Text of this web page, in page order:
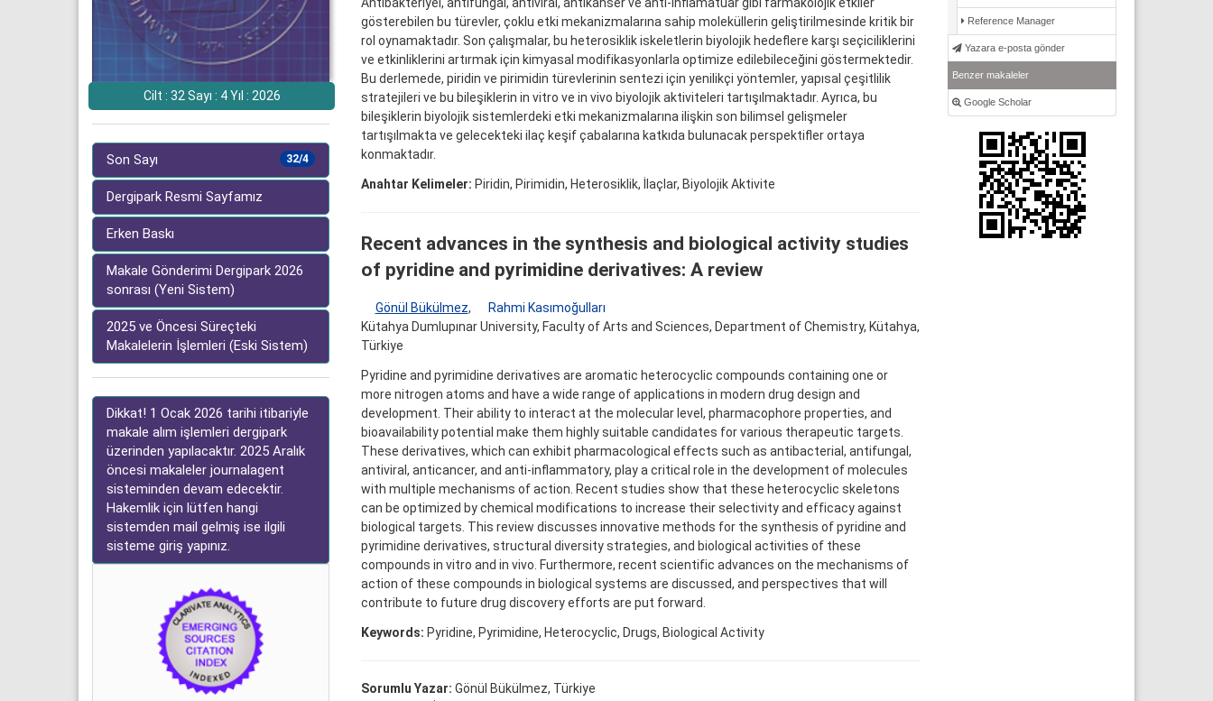
Cilt : 32 Sayı : 4 Yıl : 2026
32/4
Son Sayı
Dergipark Resmi Sayfamız
Erken Baskı
Makale Gönderimi Dergipark 2026
sonrası (Yeni Sistem)
2025 ve Öncesi Süreçteki
Makalelerin İşlemleri (Eski Sistem)
Dikkat! 1 Ocak 2026 tarihi itibariyle
makale alım işlemleri dergipark
üzerinden yapılacaktır. 2025 Aralık
öncesi makaleler journalagent
sisteminden devam edecektir.
Hakemlik için lütfen hangi
sistemden mail gelmiş ise ilgili
sisteme giriş yapınız.
Antibakteriyel, antifungal, antiviral, antikanser ve anti-inflamatuar gibi farmakolojik etkiler
gösterebilen bu türevler, çoklu etki mekanizmalarına sahip moleküllerin geliştirilmesinde kritik bir
rol oynamaktadır. Son çalışmalar, bu heterosiklik iskeletlerin biyolojik hedeflere karşı seçiciliklerini
ve etkinliklerini artırmak için kimyasal modifikasyonlarla optimize edilebileceğini göstermektedir.
Bu derlemede, piridin ve pirimidin türevlerinin sentezi için yenilikçi yöntemler, yapısal çeşitlilik
stratejileri ve bu bileşiklerin in vitro ve in vivo biyolojik aktiviteleri tartışılmaktadır. Ayrıca, bu
bileşiklerin biyolojik sistemlerdeki etki mekanizmalarına ilişkin son bilimsel gelişmeler
tartışılmakta ve gelecekteki ilaç keşif çabalarına katkıda bulunacak perspektifler ortaya
konmaktadır.
Anahtar Kelimeler: Piridin, Pirimidin, Heterosiklik, İlaçlar, Biyolojik Aktivite
Recent advances in the synthesis and biological activity studies
of pyridine and pyrimidine derivatives: A review
Gönül Bükülmez,
Rahmi Kasımoğulları
Kütahya Dumlupınar University, Faculty of Arts and Sciences, Department of Chemistry, Kütahya,
Türkiye
Pyridine and pyrimidine derivatives are aromatic heterocyclic compounds containing one or
more nitrogen atoms and have a wide range of applications in modern drug design and
development. Their ability to interact at the molecular level, pharmacophore properties, and
bioavailability potential make them highly suitable candidates for various therapeutic targets.
These derivatives, which can exhibit pharmacological effects such as antibacterial, antifungal,
antiviral, anticancer, and anti-inflammatory, play a critical role in the development of molecules
with multiple mechanisms of action. Recent studies show that these heterocyclic skeletons
can be optimized by chemical modifications to increase their selectivity and efficacy against
biological targets. This review discusses innovative methods for the synthesis of pyridine and
pyrimidine derivatives, structural diversity strategies, and biological activities of these
compounds in vitro and in vivo. Furthermore, recent scientific advances on the mechanisms of
action of these compounds in biological systems are discussed, and perspectives that will
contribute to future drug discovery efforts are put forward.
Keywords: Pyridine, Pyrimidine, Heterocyclic, Drugs, Biological Activity
Sorumlu Yazar: Gönül Bükülmez, Türkiye
Reference Manager
Yazara e-posta gönder
Benzer makaleler
Google Scholar